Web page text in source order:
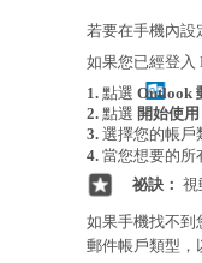
若要在手機內設
如果您已經登入
1. 點選 Outlook
2. 點選 開始使用
3. 選擇您的帳戶
4. 當您想要的所
祕訣： 視
如果手機找不到
郵件帳戶類型，